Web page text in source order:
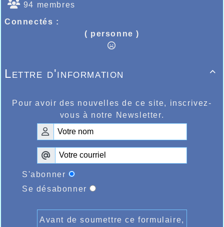
94 membres
Connectés :
( personne )

Lettre d'information
Pour avoir des nouvelles de ce site, inscrivez-
vous à notre Newsletter.
S'abonner
Se désabonner
Avant de soumettre ce formulaire,